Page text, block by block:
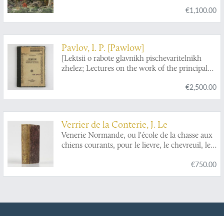
€1,100.00
Pavlov, I. P. [Pawlow]
[Lektsii o rabote glavnikh pischevaritelnikh
zhelez; Lectures on the work of the principal
€2,500.00
Verrier de la Conterie, J. Le
Venerie Normande, ou l'école de la chasse aux
chiens courants, pour le lievre, le chevreuil, le
loutre; avec les tons de chasse, accompagnés de
chacun une explication sur l'occasion & les
suite, & un dictionnaire des termes de chasse,
€750.00